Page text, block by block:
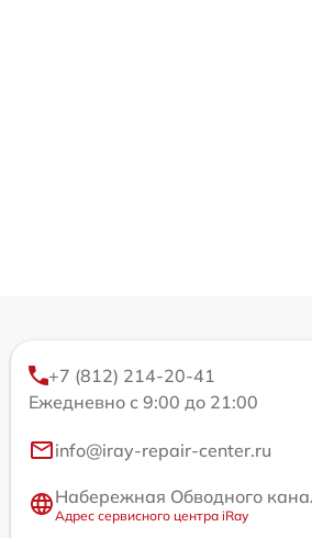
+7 (812) 214-20-41
Ежедневно с 9:00 до 21:00
info@iray-repair-center.ru
Набережная Обводного
Адрес сервисного центра iRay